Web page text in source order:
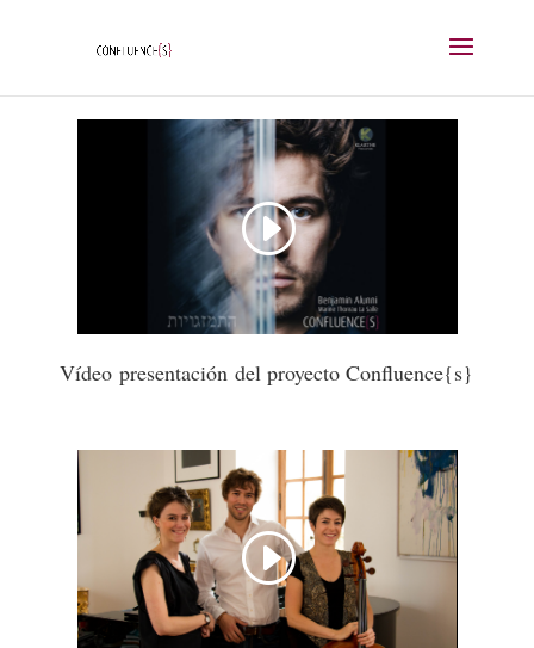
Vídeopresentacióndel proyecto Confluence{s}